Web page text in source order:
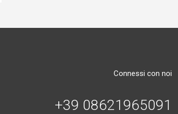
Connessi con noi
+39 08621965091